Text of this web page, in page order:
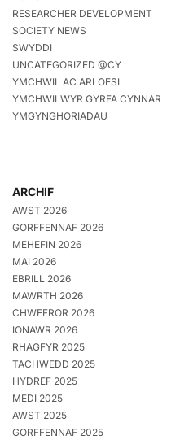
RESEARCHER DEVELOPMENT
SOCIETY NEWS
SWYDDI
UNCATEGORIZED @CY
YMCHWIL AC ARLOESI
YMCHWILWYR GYRFA CYNNAR
YMGYNGHORIADAU
ARCHIF
AWST 2026
GORFFENNAF 2026
MEHEFIN 2026
MAI 2026
EBRILL 2026
MAWRTH 2026
CHWEFROR 2026
IONAWR 2026
RHAGFYR 2025
TACHWEDD 2025
HYDREF 2025
MEDI 2025
AWST 2025
GORFFENNAF 2025